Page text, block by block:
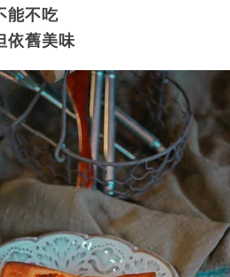
能不吃
依舊美味